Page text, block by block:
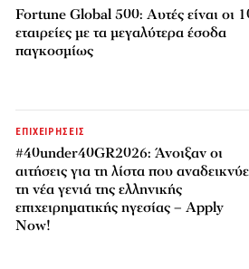
Fortune Global 500: Αυτές είναι οι
εταιρείες με τα μεγαλύτερα έσοδα
παγκοσμίως
ΕΠΙΧΕΙΡΗΣΕΙΣ
#40under40GR2026: Άνοιξαν οι
αιτήσεις για τη λίστα που
τη νέα γενιά της ελληνικής
επιχειρηματικής ηγεσίας – Apply
Now!